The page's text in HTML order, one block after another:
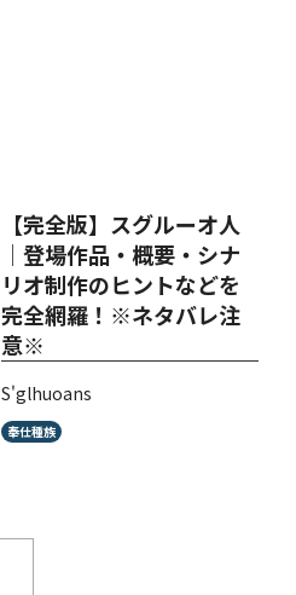
【完全版】スグルーオ人
│登場作品・概要・シナ
リオ制作のヒントなどを
完全網羅！※ネタバレ注
意※
S'glhuoans
奉仕種族